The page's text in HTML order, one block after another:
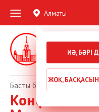
Алматы
ИӘ, БӘРІ
ЖОҚ,
сыйлықтар
Басты бет
Конфета